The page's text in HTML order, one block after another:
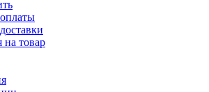
на товар